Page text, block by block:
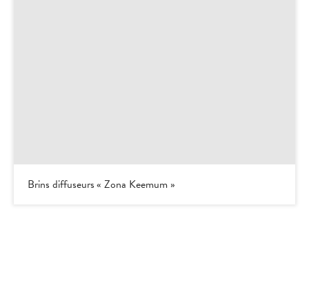
Brins diffuseurs « Zona Keemum »